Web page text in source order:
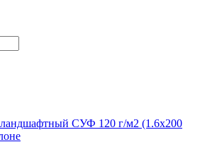
ландшафтный СУФ 120 г/м2 (1.6х200